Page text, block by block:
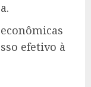
efetivo à